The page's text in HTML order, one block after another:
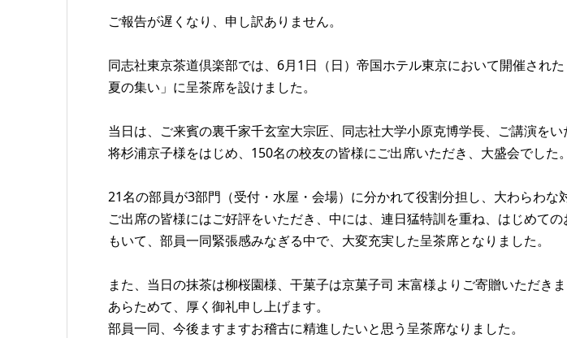
ご報告が遅くなり、申し訳ありません。
同志社東京茶道倶楽部では、6月1日（日）帝国ホテル東京において開催され
夏の集い」に呈茶席を設けました。
当日は、ご来賓の裏千家千玄室大宗匠、同志社大学小原克博学長、ご講演を
将杉浦京子様をはじめ、150名の校友の皆様にご出席いただき、大盛会でした。
21名の部員が3部門（受付・水屋・会場）に分かれて役割分担し、大わらわな
ご出席の皆様にはご好評をいただき、中には、連日猛特訓を重ね、はじめて
もいて、部員一同緊張感みなぎる中で、大変充実した呈茶席となりました。
また、当日の抹茶は柳桜園様、干菓子は京菓子司 末富様よりご寄贈いただきま
あらためて、厚く御礼申し上げます。
部員一同、今後ますますお稽古に精進したいと思う呈茶席なりました。